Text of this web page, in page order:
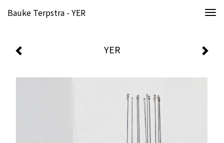
Bauke Terpstra - YER
YER